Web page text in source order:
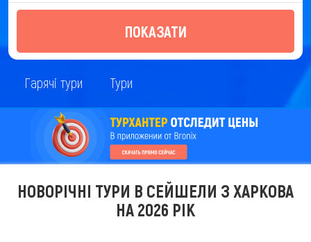
ПОКАЗАТИ
Гарячі тури Тури
НОВОРІЧНІ ТУРИ В СЕЙШЕЛИ З ХАРКОВА
НА 2026 РІК